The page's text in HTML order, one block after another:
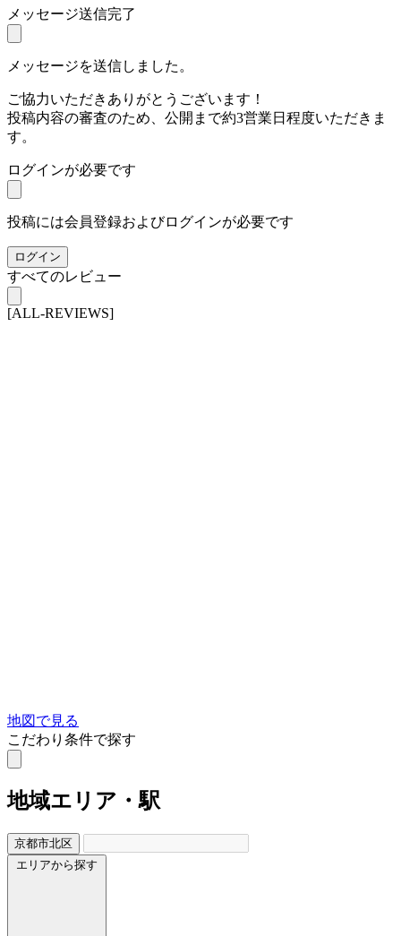
メッセージ送信完了
メッセージを送信しました。
ご協力いただきありがとうございます！
投稿内容の審査のため、公開まで約3営業日程度いただきま
す。
ログインが必要です
投稿には会員登録およびログインが必要です
ログイン
すべてのレビュー
[ALL-REVIEWS]
地図で見る
こだわり条件で探す
地域エリア・駅
京都市北区
エリアから探す